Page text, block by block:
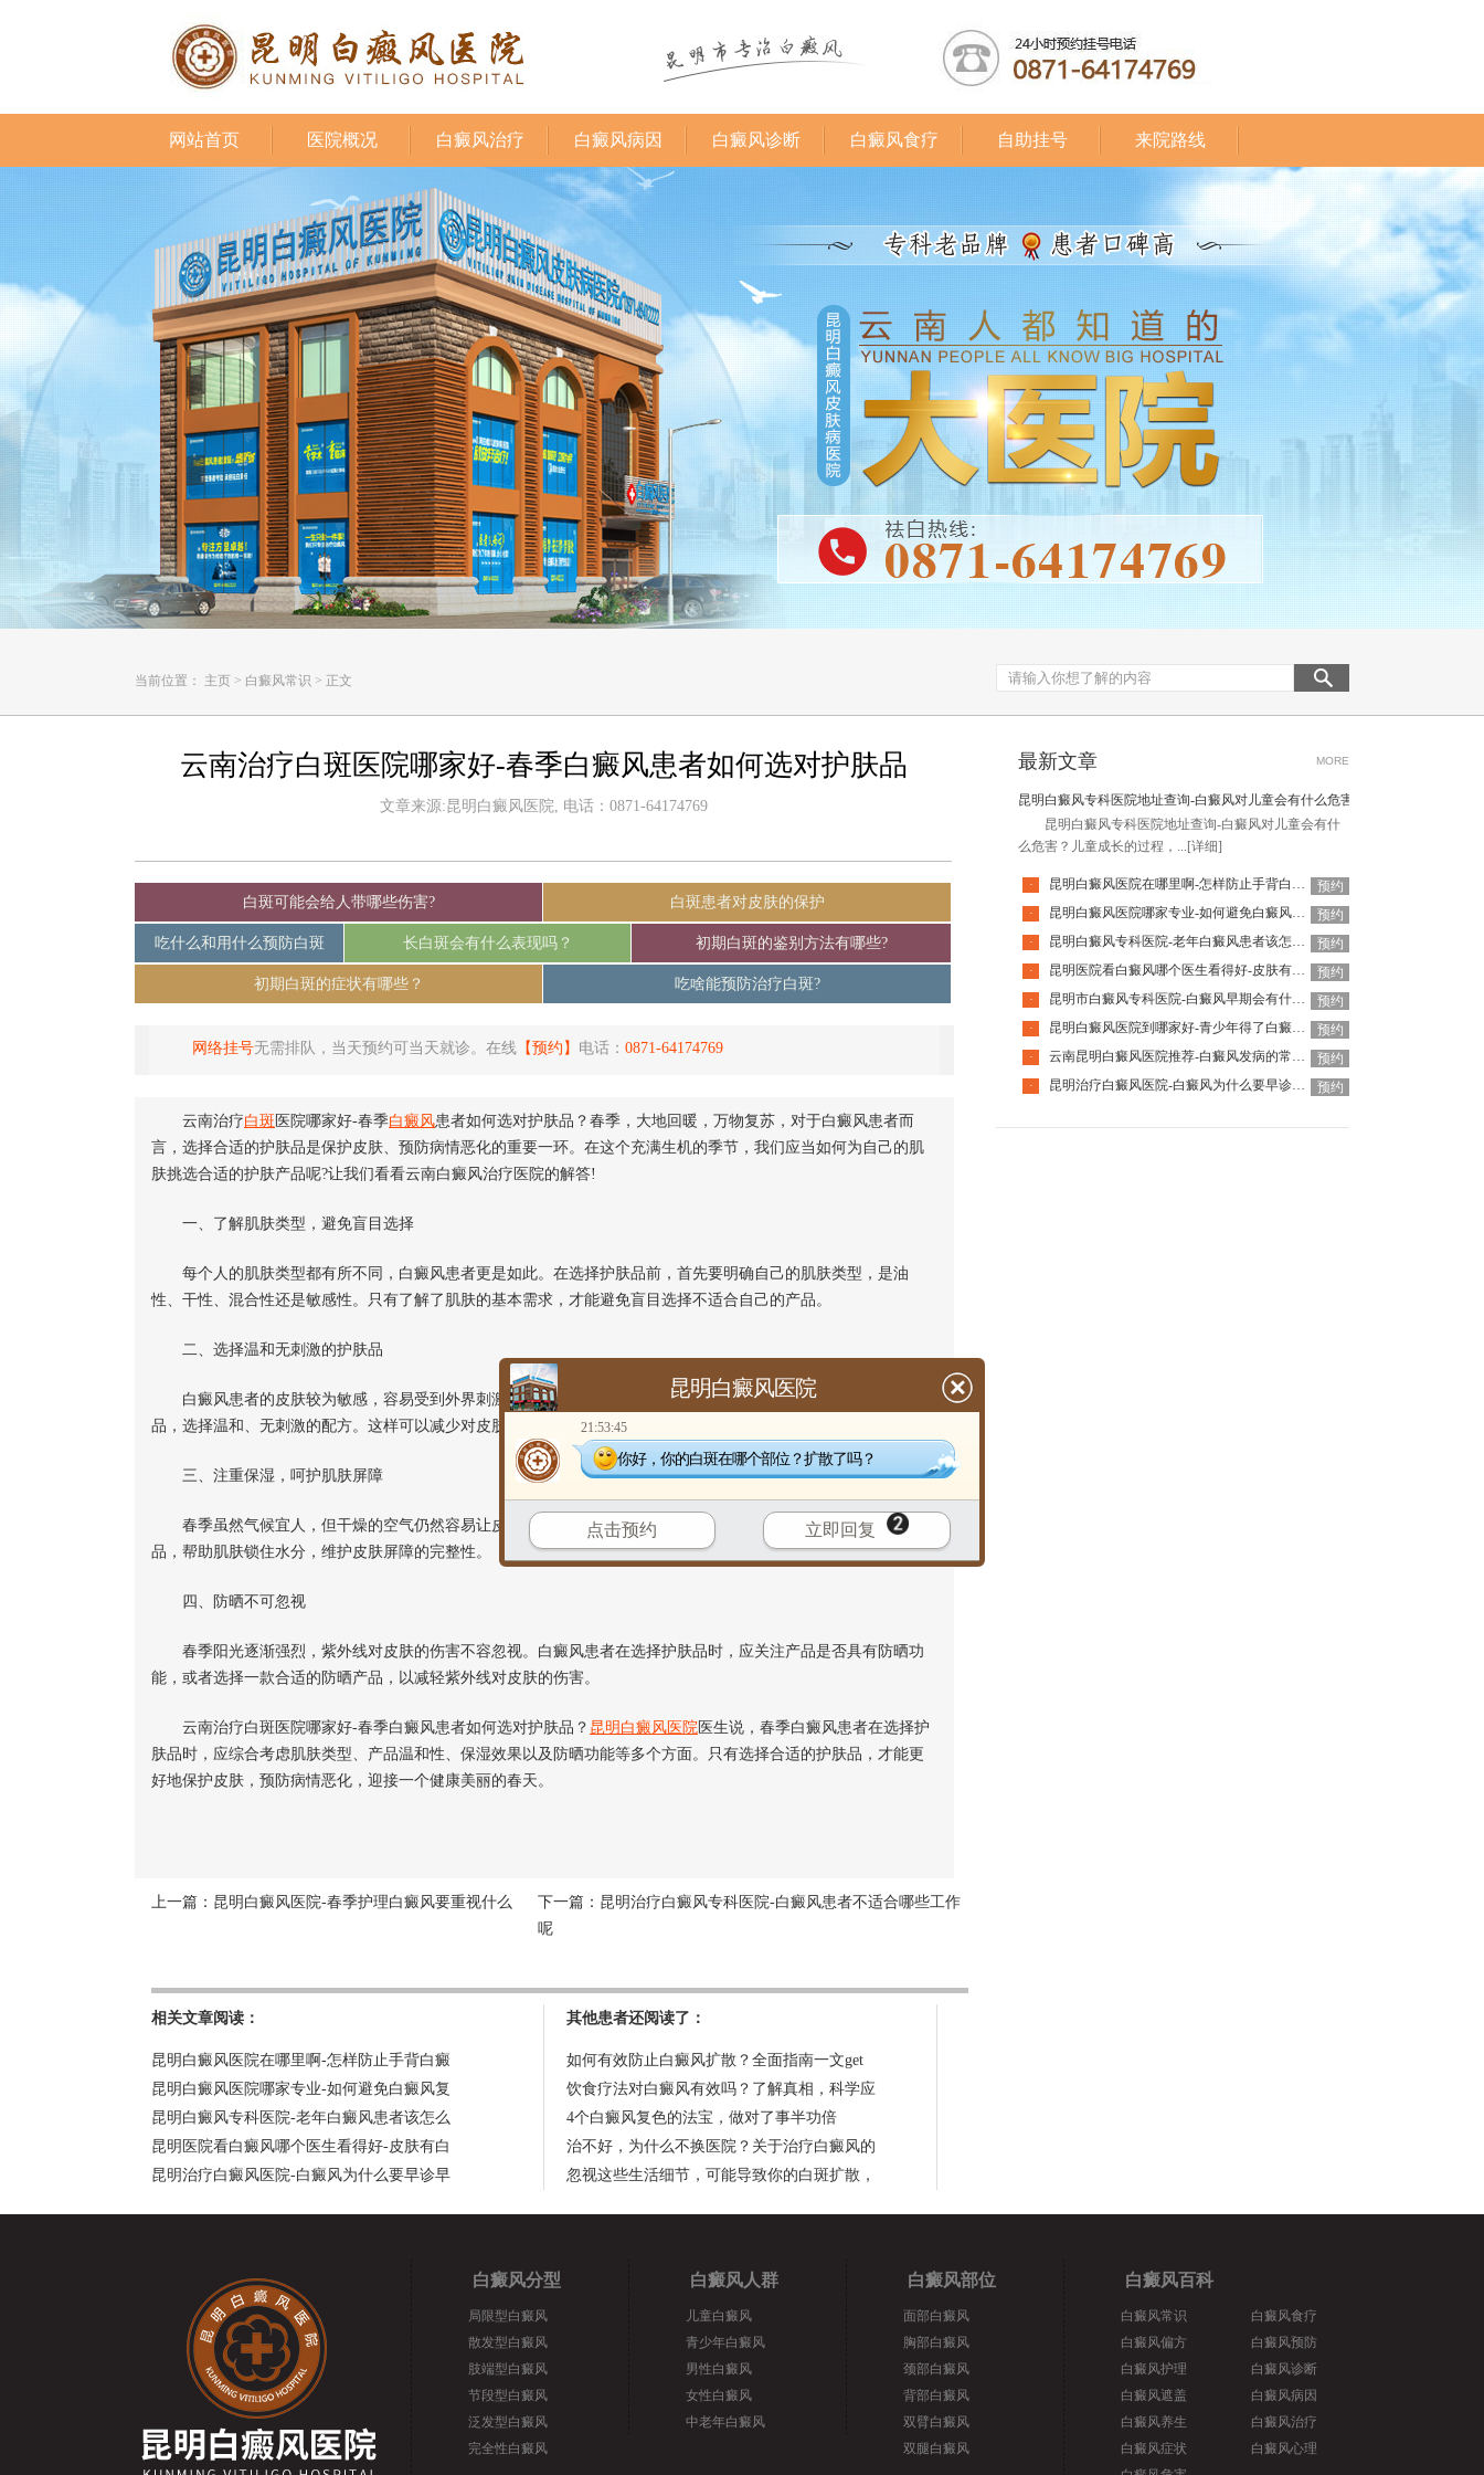
网站首页 医院概况 白癜风治疗 白癜风病因 白癜风诊断 白癜风食疗 自助挂号 来院路线
当前位置： 主页 > 白癜风常识 > 正文
云南治疗白斑医院哪家好-春季白癜风患者如何选对护肤品
文章来源:昆明白癜风医院, 电话：0871-64174769
白斑可能会给人带哪些伤害? 白斑患者对皮肤的保护
吃什么和用什么预防白斑 长白斑会有什么表现吗？ 初期白斑的鉴别方法有哪些?
初期白斑的症状有哪些？ 吃啥能预防治疗白斑?
网络挂号无需排队，当天预约可当天就诊。在线 【预约】 电话： 0871-64174769
云南治疗白斑 医院哪家好-春季白癜风患者如何选对护肤品？春季，大地回暖，万物复苏，对于白癜风患者而
言，选择合适的护肤品是保护皮肤、预防病情恶化的重要一环。在这个充满生机的季节，我们应当如何为自己的肌
肤挑选合适的护肤产品呢?让我们看看云南白癜风治疗医院的解答!
一、了解肌肤类型，避免盲目选择
每个人的肌肤类型都有所不同，白癜风患者更是如此。在选择护肤品前，首先要明确自己的肌肤类型，是油
性、干性、混合性还是敏感性。只有了解了肌肤的基本需求，才能避免盲目选择不适合自己的产品。
二、选择温和无刺激的护肤品
白癜风患者的皮肤较为敏感，容易受到外界刺激。因此，在选择护肤品时，应尽量避免含有刺激性成分的产
品，选择温和、无刺激的配方。这样可以减少对皮肤的伤害，降低白斑扩散的风险。
三、注重保湿，呵护肌肤屏障
春季虽然气候宜人，但干燥的空气仍然容易让皮肤失去水分。白癜风患者应当选择具有良好保湿效果的护肤
品，帮助肌肤锁住水分，维护皮肤屏障的完整性。
四、防晒不可忽视
春季阳光逐渐强烈，紫外线对皮肤的伤害不容忽视。白癜风患者在选择护肤品时，应关注产品是否具有防晒功
能，或者选择一款合适的防晒产品，以减轻紫外线对皮肤的伤害。
云南治疗白斑医院哪家好-春季白癜风患者如何选对护肤品？ 昆明白癜风医院 医生说，春季白癜风患者在选择护
肤品时，应综合考虑肌肤类型、产品温和性、保湿效果以及防晒功能等多个方面。只有选择合适的护肤品，才能更
好地保护皮肤，预防病情恶化，迎接一个健康美丽的春天。
上一篇： 昆明白癜风医院-春季护理白癜风要重视什么 下一篇： 昆明治疗白癜风专科医院-白癜风患者不适合哪些工作
呢
相关文章阅读：
昆明白癜风医院在哪里啊-怎样防止手背白癜
昆明白癜风医院哪家专业-如何避免白癜风复
昆明白癜风专科医院-老年白癜风患者该怎么
昆明医院看白癜风哪个医生看得好-皮肤有白
昆明治疗白癜风医院-白癜风为什么要早诊早
其他患者还阅读了：
如何有效防止白癜风扩散？全面指南一文get
饮食疗法对白癜风有效吗？了解真相，科学应
4个白癜风复色的法宝，做对了事半功倍
治不好，为什么不换医院？关于治疗白癜风的
忽视这些生活细节，可能导致你的白斑扩散，
最新文章 MORE
昆明白癜风专科医院地址查询-白癜风对儿童会有什么危害
昆明白癜风专科医院地址查询-白癜风对儿童会有什
么危害？儿童成长的过程，... [详细]
· 昆明白癜风医院在哪里啊-怎样防止手背白癜风扩散呢
预约
·
昆明白癜风医院哪家专业-如何避免白癜风复发呢
预约
·
昆明白癜风专科医院-老年白癜风患者该怎么有效应对疾病
预约
·
昆明医院看白癜风哪个医生看得好-皮肤有白癜风后该怎么护理
预约
·
昆明市白癜风专科医院-白癜风早期会有什么症状
预约
·
昆明白癜风医院到哪家好-青少年得了白癜风该怎么科学治疗呢
预约
·
云南昆明白癜风医院推荐-白癜风发病的常见诱因是什么
预约
·
昆明治疗白癜风医院-白癜风为什么要早诊早治 预约
白癜风分型
局限型白癜风
散发型白癜风
肢端型白癜风
节段型白癜风
泛发型白癜风
完全性白癜风
白癜风人群
儿童白癜风
青少年白癜风
男性白癜风
女性白癜风
中老年白癜风
白癜风部位
面部白癜风
胸部白癜风
颈部白癜风
背部白癜风
双臂白癜风
双腿白癜风
白癜风百科
白癜风常识
白癜风偏方
白癜风护理
白癜风遮盖
白癜风养生
白癜风症状
白癜风食疗
白癜风预防
白癜风诊断
白癜风病因
白癜风治疗
白癜风心理
昆明白癜风医院
21:53:45
你好，你的白斑在哪个部位？扩散了吗？
点击预约 立即回复